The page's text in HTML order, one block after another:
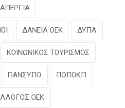
ΑΠΕΡΓΙΑ
ΔΑΝΕΙΑ ΟΕΚ ΔΥΠΑ
ΚΟΙΝΩΝΙΚΟΣ ΤΟΥΡΙΣΜΟΣ
ΠΑΝΣΥΠΟ ΠΟΠΟΚΠ
ΟΕΚ